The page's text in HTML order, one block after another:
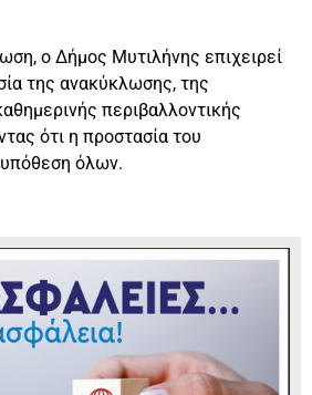
ο Δήμος Μυτιλήνης επιχειρεί
της ανακύκλωσης, της
περιβαλλοντικής
ότι η προστασία του
υπόθεση όλων.